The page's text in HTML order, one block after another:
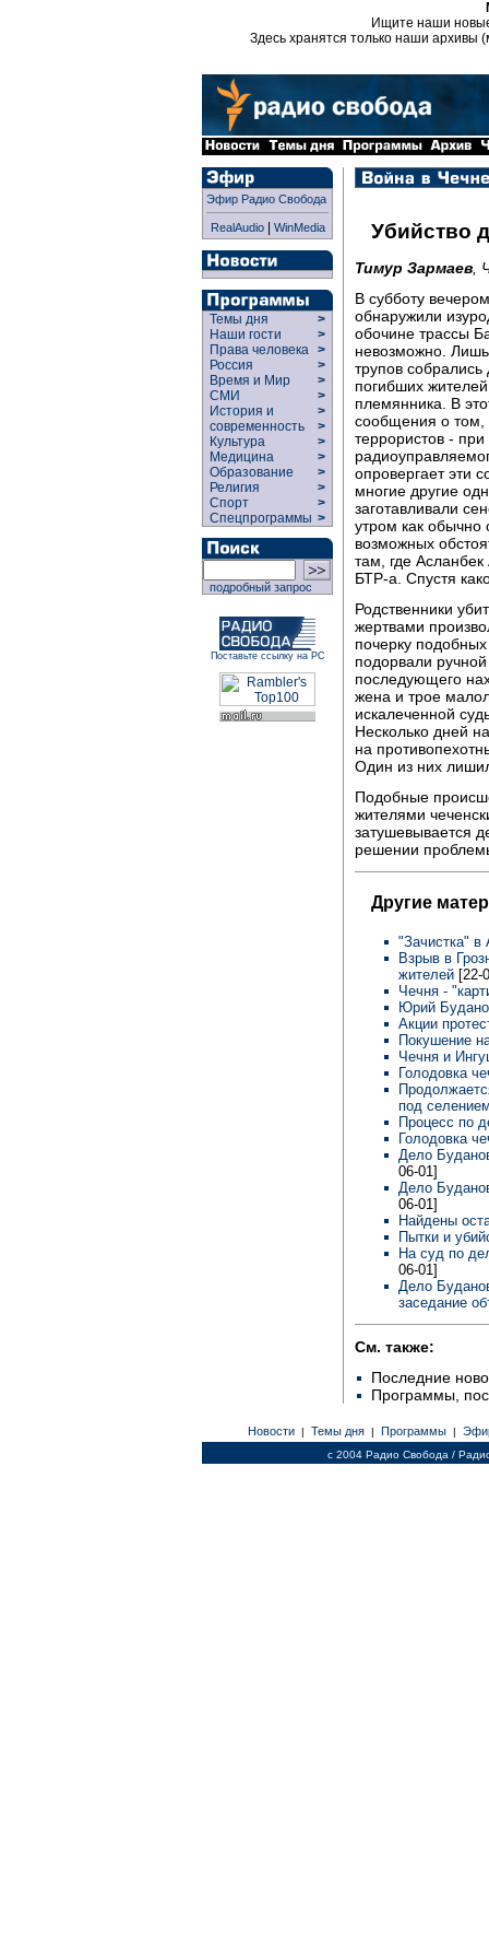
Ищите наши
Здесь хранятся только наши архивы
Эфир Радио Свобода
RealAudio| WinMedia
Темы дня
>
Наши гости
>
Права человека >
Россия
>
Время и Мир
>
СМИ
>
История и
современность
>
>
Культура
>
Медицина
>
Образование
>
Религия
>
Спорт
>
Спецпрограммы >
подробный запрос
Поставьте ссылку на РС
Убийство
Тимур Зармаев ,
В субботу
обнаружили
обочине трассы
невозможно. Лишь
трупов собрались
погибших
племянника. В
сообщения о том,
террористов -
опровергает эти
многие другие
заготавливали
утром как обычно
возможных
там, где
БТР-а. Спустя
Родственники
жертвами
почерку
подорвали
последующего
жена и трое
искалеченной
Несколько дней
на
Один из них
Подобные
жителями
затушевывается
решении
Другие
"Зачистка"
Взрыв в
жителей [22-
Чечня -
Юрий
Акции
Покушение
Чечня и
Голодовка
под
Процесс по
Голодовка
Дело
06-01]
Дело
06-01]
Найдены
Пытки и
На суд по
06-01]
Дело
заседание
См. также:
Последние
Программы,
Новости | Темы дня | Программы |
c 2004 Радио Свобода /